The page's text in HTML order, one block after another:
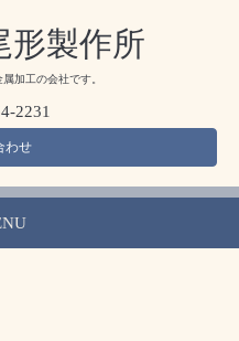
形製作所
加工の会社です。
2231
わせ